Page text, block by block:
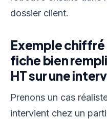
dossier client.
Exemple
fiche bien
HT sur une
Prenons un cas
intervient chez un